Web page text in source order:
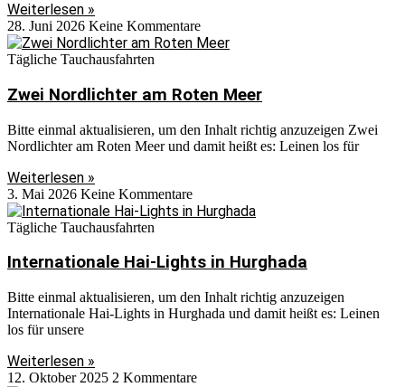
Weiterlesen »
28. Juni 2026 Keine Kommentare
Tägliche Tauchausfahrten
Zwei Nordlichter am Roten Meer
Bitte einmal aktualisieren, um den Inhalt richtig anzuzeigen Zwei
Nordlichter am Roten Meer und damit heißt es: Leinen los für
Weiterlesen »
3. Mai 2026 Keine Kommentare
Tägliche Tauchausfahrten
Internationale Hai-Lights in Hurghada
Bitte einmal aktualisieren, um den Inhalt richtig anzuzeigen
Internationale Hai-Lights in Hurghada und damit heißt es: Leinen
los für unsere
Weiterlesen »
12. Oktober 2025 2 Kommentare